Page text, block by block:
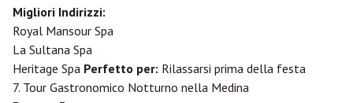
Migliori Indirizzi:
Royal Mansour Spa
La Sultana Spa
Heritage Spa Perfetto per: Rilassarsi prima della festa
7. Tour Gastronomico Notturno nella Medina